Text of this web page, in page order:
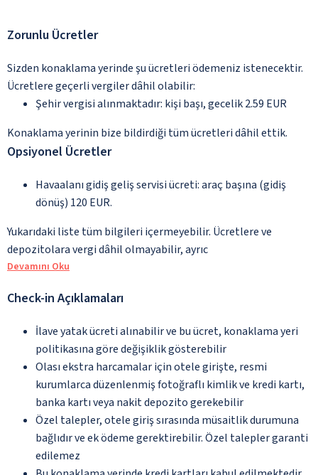
Zorunlu Ücretler
Sizden konaklama yerinde şu ücretleri ödemeniz istenecektir.
Ücretlere geçerli vergiler dâhil olabilir:
Şehir vergisi alınmaktadır: kişi başı, gecelik 2.59 EUR
Konaklama yerinin bize bildirdiği tüm ücretleri dâhil ettik.
Opsiyonel Ücretler
Havaalanı gidiş geliş servisi ücreti: araç başına (gidiş
dönüş) 120 EUR.
Yukarıdaki liste tüm bilgileri içermeyebilir. Ücretlere ve
depozitolara vergi dâhil olmayabilir, ayrıc
Devamını Oku
Check-in Açıklamaları
İlave yatak ücreti alınabilir ve bu ücret, konaklama yeri
politikasına göre değişiklik gösterebilir
Olası ekstra harcamalar için otele girişte, resmi
kurumlarca düzenlenmiş fotoğraflı kimlik ve kredi kartı,
banka kartı veya nakit depozito gerekebilir
Özel talepler, otele giriş sırasında müsaitlik durumuna
bağlıdır ve ek ödeme gerektirebilir. Özel talepler garanti
edilemez